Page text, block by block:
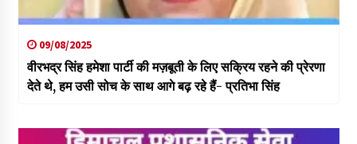
09/08/2025
वीरभद्र सिंह हमेशा पार्टी की मज़बूती के लिए सक्रिय रहने की प्रेरणा
देते थे, हम उसी सोच के साथ आगे बढ़ रहे हैं- प्रतिभा सिंह